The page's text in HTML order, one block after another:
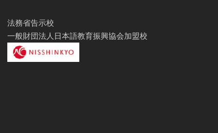
法務省告示校
一般財団法人日本語教育振興協会加盟校